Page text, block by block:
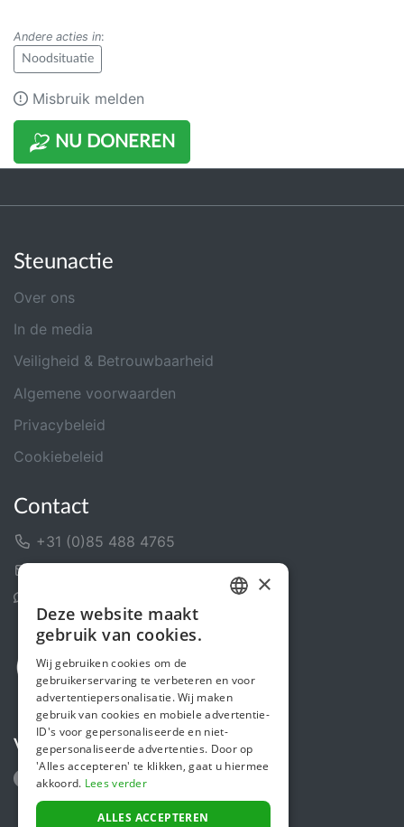
NU DONEREN
Andere acties in:
Noodsituatie
Misbruik melden
Steunactie
Over ons
In de media
Veiligheid & Betrouwbaarheid
Algemene voorwaarden
Privacybeleid
Cookiebeleid
Contact
+31 (0)85 488 4765
Volg ons
ENGLISH
×
Deze website maakt
gebruik van cookies.
Wij gebruiken cookies om de
gebruikerservaring te verbeteren en voor
advertentiepersonalisatie. Wij maken
gebruik van cookies en mobiele advertentie-
ID's voor gepersonaliseerde en niet-
gepersonaliseerde advertenties. Door op
'Alles accepteren' te klikken, gaat u hiermee
akkoord. Lees verder
ALLES ACCEPTEREN